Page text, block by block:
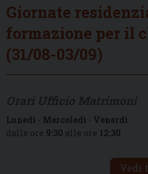
Giornate
formazione per il
(31/08-03/09)
Lunedì - Mercoledì - Venerdì
dalle ore 9:30 alle ore 12:30
Vedi